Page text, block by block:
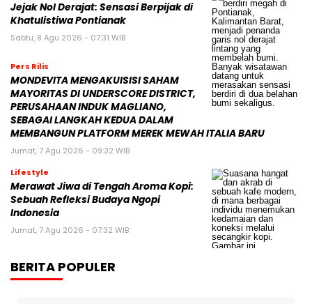
Jejak Nol Derajat: Sensasi Berpijak di
Khatulistiwa Pontianak
Sabtu, 8 Agu 2026 - 07:31 WIB
Pers Rilis
MONDEVITA MENGAKUISISI SAHAM
MAYORITAS DI UNDERSCORE DISTRICT,
PERUSAHAAN INDUK MAGLIANO,
SEBAGAI LANGKAH KEDUA DALAM
MEMBANGUN PLATFORM MEREK MEWAH ITALIA BARU
Jumat, 7 Agu 2026 - 09:32 WIB
Lifestyle
Merawat Jiwa di Tengah Aroma Kopi:
Sebuah Refleksi Budaya Ngopi
Indonesia
Jumat, 7 Agu 2026 - 07:32 WIB
BERITA POPULER